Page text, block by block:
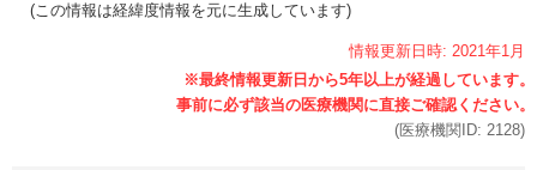
(この情報は経緯度情報を元に生成しています)
情報更新日時: 2021年1月
(医療機関ID: 2128)